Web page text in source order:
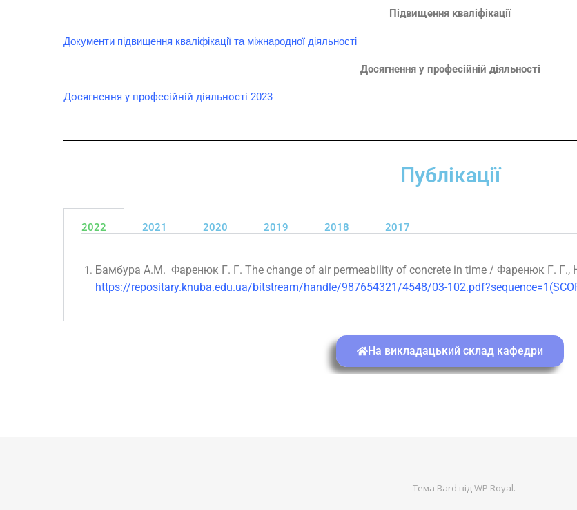
Підвищення кваліфікації
Документи підвищення кваліфікації та міжнародної діяльності
Досягнення у професійній діяльності
Досягнення у професійній діяльності 2023
Публікації
2022 2021 2020 2019 2018 2017
Бамбура А.М. Фаренюк Г. Г. Тhe change of air permeability of concrete in time / Фаренюк Г. Г.,
https://repositary.knuba.edu.ua/bitstream/handle/987654321/4548/03-102.pdf?sequence=1
На викладацький склад кафедри
Тема Bard відWP Royal.